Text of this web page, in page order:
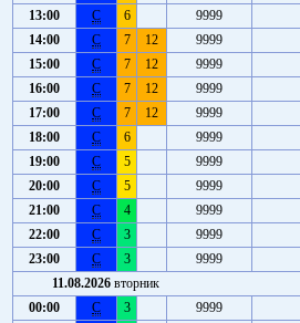
13:00
С 6 9999
14:00
С 7 12 9999
15:00
С 7 12 9999
16:00
С 7 12 9999
17:00
С 7 12 9999
18:00
С 6 9999
19:00
С 5 9999
20:00
С 5 9999
21:00
С 4 9999
22:00
С 3 9999
23:00
С 3 9999
11.08.2026 вторник
00:00
С 3 9999